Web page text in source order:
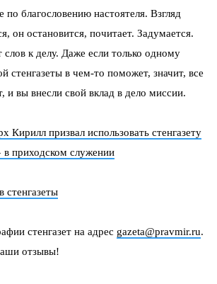
по благословению настоятеля. Взгляд
он остановится, почитает. Задумается.
к делу. Даже если только одному
стенгазеты в чем-то поможет, значит, все
и вы внесли свой вклад в дело миссии.
Кирилл призвал использовать стенгазету
приходском служении
стенгазеты
стенгазет на адрес gazeta@pravmir.ru.
отзывы!